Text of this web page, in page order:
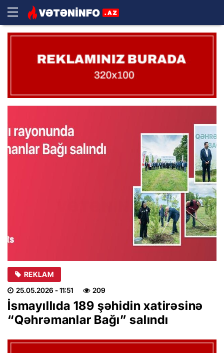
REKLAM
25.05.2026 - 11:51 209
İsmayıllıda 189 şəhidin xatirəsinə
“Qəhrəmanlar Bağı” salındı